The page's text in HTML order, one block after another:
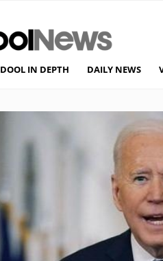
DOOL IN DEPTH DAILY NEWS